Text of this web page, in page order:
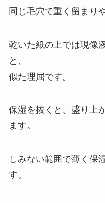
同じ毛穴で重く留まり
乾いた紙の上では現像
と、
似た理屈です。
保湿を抜くと、盛り上
ます。
しみない範囲で薄く保
す。